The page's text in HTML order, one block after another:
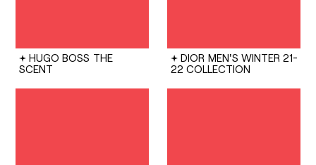
HUGO BOSS THE
SCENT
DIOR MEN'S WINTER 21-
22 COLLECTION